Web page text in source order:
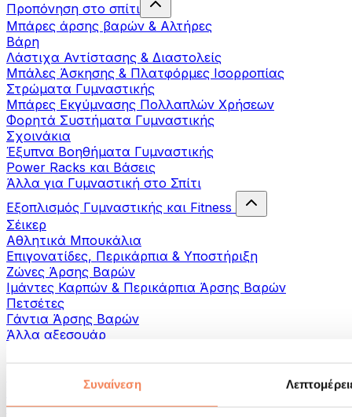
Συναίνεση
Προπόνηση στο σπίτι
Μπάρες άρσης βαρών & Αλτήρες
Βάρη
Λάστιχα Αντίστασης & Διαστολείς
Μπάλες Άσκησης & Πλατφόρμες Ισορροπίας
Στρώματα Γυμναστικής
Μπάρες Εκγύμνασης Πολλαπλών Χρήσεων
Φορητά Συστήματα Γυμναστικής
Σχοινάκια
Έξυπνα Βοηθήματα Γυμναστικής
Power Racks και Βάσεις
Άλλα για Γυμναστική στο Σπίτι
Εξοπλισμός Γυμναστικής και Fitness
Σέικερ
Αθλητικά Μπουκάλια
Επιγονατίδες, Περικάρπια & Υποστήριξη
Ζώνες Άρσης Βαρών
Ιμάντες Καρπών & Περικάρπια Άρσης Βαρών
Πετσέτες
Γάντια Άρσης Βαρών
Άλλα αξεσουάρ
Βοηθήματα- αποκατάστασης
Πιστόλια μασάζ
Εργαλεία μασάζ
Κύλινδροι Αφρού & Εξοπλισμός Μασάζ